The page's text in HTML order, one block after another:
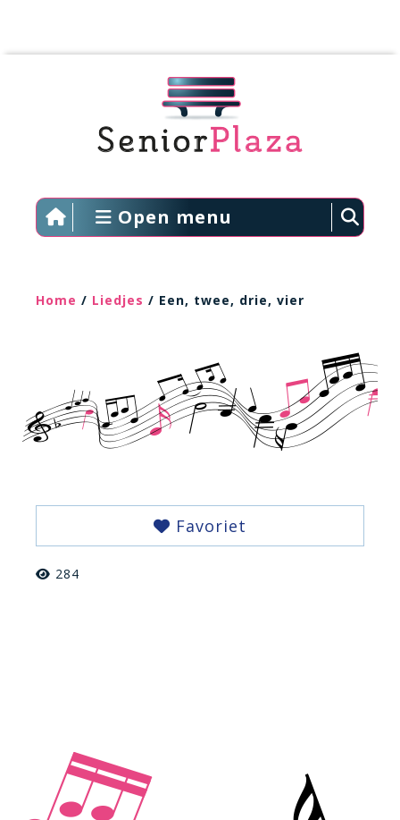
Open menu
Home / Liedjes / Een, twee, drie, vier
Favoriet
284